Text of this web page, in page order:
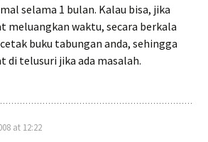
selama 1 bulan. Kalau bisa, jika
meluangkan waktu, secara berkala
buku tabungan anda, sehingga
di telusuri jika ada masalah.
at 12:22